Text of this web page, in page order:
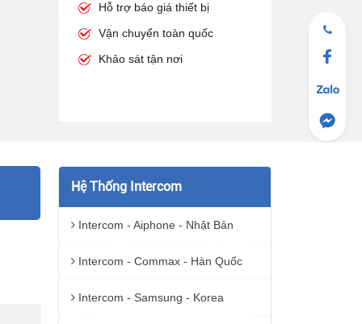
Hỗ trợ báo giá thiết bị
Vận chuyển toàn quốc
Khảo sát tận nơi
Hệ Thống Intercom
Intercom - Aiphone - Nhật Bản
Intercom - Commax - Hàn Quốc
Intercom - Samsung - Korea